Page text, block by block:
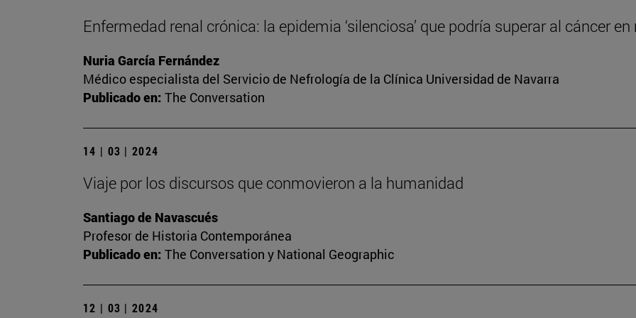
Enfermedad renal crónica: la epidemia ‘silenciosa’ que podría superar al cáncer
Nuria García Fernández
Médico especialista del Servicio de Nefrología de la Clínica Universidad de Navarra
Publicado en: The Conversation
14 | 03 | 2024
Viaje por los discursos que conmovieron a la humanidad
Santiago de Navascués
Profesor de Historia Contemporánea
Publicado en: The Conversation y National Geographic
12 | 03 | 2024